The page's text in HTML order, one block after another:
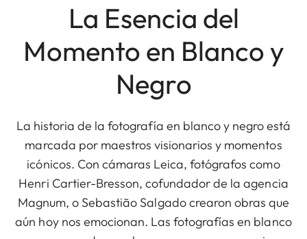
La Esencia del
Momento en Blanco y
Negro
La historia de la fotografía en blanco y negro está
marcada por maestros visionarios y momentos
icónicos. Con cámaras Leica, fotógrafos como
Henri Cartier-Bresson, cofundador de la agencia
Magnum, o Sebastião Salgado crearon obras que
aún hoy nos emocionan. Las fotografías en blanco